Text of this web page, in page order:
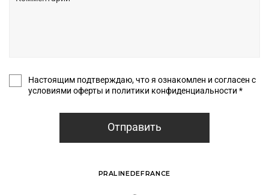
Настоящим подтверждаю, что я ознакомлен и согласен с
условиями оферты и политики конфиденциальности *
Отправить
PRALINEDEFRANCE